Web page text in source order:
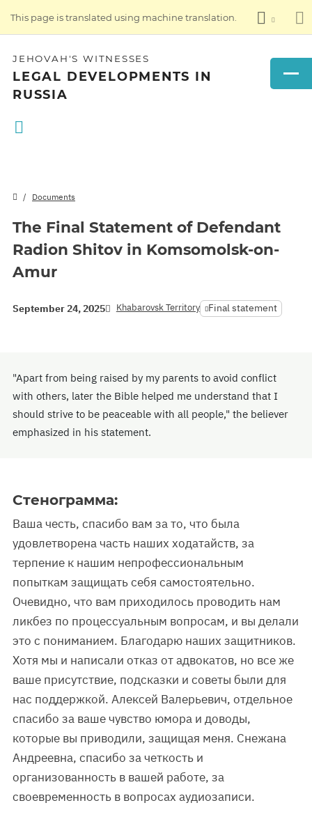
This page is translated using machine translation.
JEHOVAH'S WITNESSES
LEGAL DEVELOPMENTS IN
RUSSIA
Documents
The Final Statement of Defendant
Radion Shitov in Komsomolsk-on-
Amur
September 24, 2025 Khabarovsk Territory Final statement
"Apart from being raised by my parents to avoid conflict
with others, later the Bible helped me understand that I
should strive to be peaceable with all people," the believer
emphasized in his statement.
Стенограмма:
Ваша честь, спасибо вам за то, что была
удовлетворена часть наших ходатайств, за
терпение к нашим непрофессиональным
попыткам защищать себя самостоятельно.
Очевидно, что вам приходилось проводить нам
ликбез по процессуальным вопросам, и вы делали
это с пониманием. Благодарю наших защитников.
Хотя мы и написали отказ от адвокатов, но все же
ваше присутствие, подсказки и советы были для
нас поддержкой. Алексей Валерьевич, отдельное
спасибо за ваше чувство юмора и доводы,
которые вы приводили, защищая меня. Снежана
Андреевна, спасибо за четкость и
организованность в вашей работе, за
своевременность в вопросах аудиозаписи.